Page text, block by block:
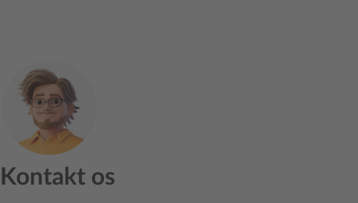
Kontakt os